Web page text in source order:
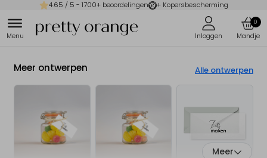
4.65 / 5 - 1700+ beoordelingen + Kopersbescherming
0
Meer ontwerpen Alle ontwerpen
Meer